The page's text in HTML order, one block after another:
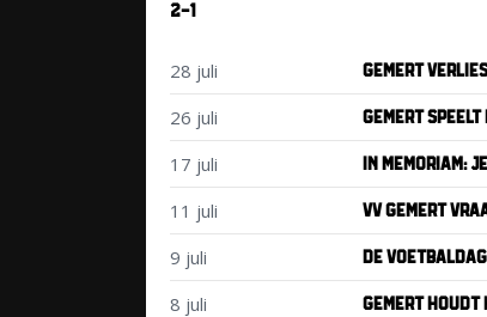
2-1
28 juli GEMERT
26 juli GEMERT
17 juli IN MEMORIAM:
11 juli VV GEMERT
9 juli DE
8 juli GEMERT HOUDT